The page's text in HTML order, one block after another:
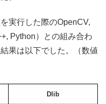
実行した際のOpenCV,
Python）との組み合わ
果は以下でした。（数値
Dlib